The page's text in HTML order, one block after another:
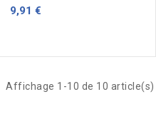
125 SG POWER STEELOX
Grain 40
9,91 €
Affichage 1-10 de 10 article(s)